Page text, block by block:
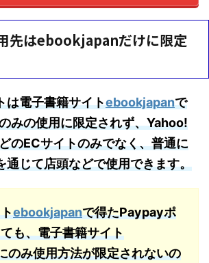
先はebookjapanだけに限定
は電子書籍サイトebookjapanで
みの使用に限定されず、Yahoo!
のECサイトのみでなく、普通に
通じて店頭などで使用できます。
ebookjapanで得たPaypayポ
も、電子書籍サイト
のみ使用方法が限定されないの